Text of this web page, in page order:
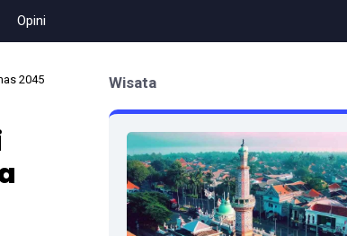
Opini
2045 Wisata